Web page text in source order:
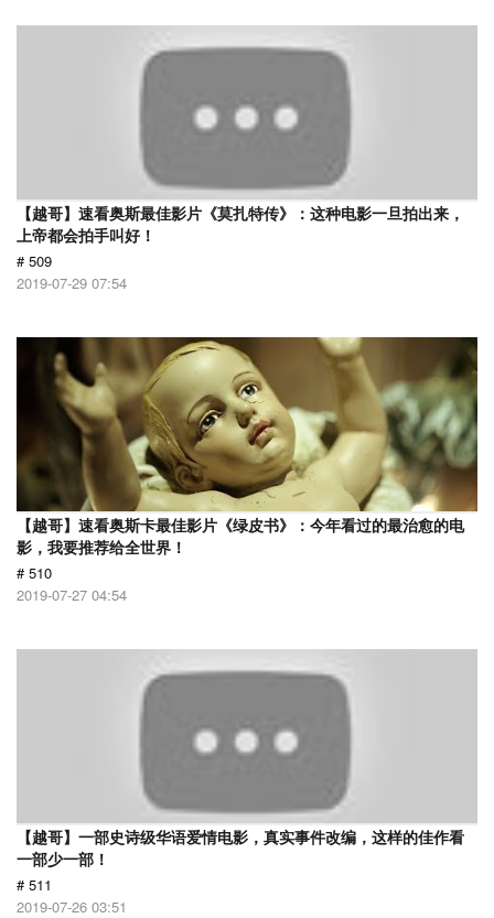
【越哥】速看奥斯最佳影片《莫扎特传》：这种电影一旦拍出来，
上帝都会拍手叫好！
# 509
2019-07-29 07:54
【越哥】速看奥斯卡最佳影片《绿皮书》：今年看过的最治愈的电
影，我要推荐给全世界！
# 510
2019-07-27 04:54
【越哥】一部史诗级华语爱情电影，真实事件改编，这样的佳作看
一部少一部！
# 511
2019-07-26 03:51